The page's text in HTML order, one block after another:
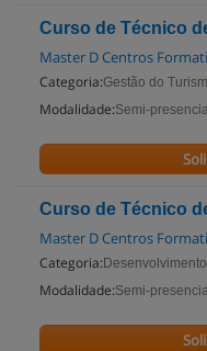
Curso de Técnico
Master D Centros
Categoria:Gestão do
Modalidade:Semi-
Curso de Técnico
Master D Centros
Categoria:
Modalidade:Semi-